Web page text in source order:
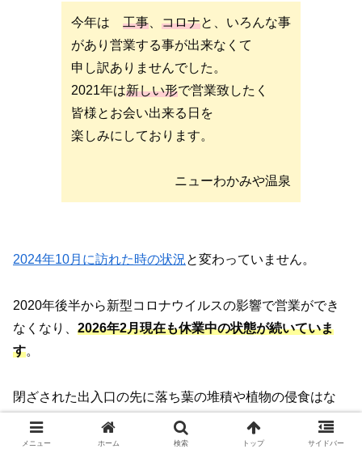
今年は 工事 コロナと、いろんな事
があり営業する事が出来なくて
申し訳ありませんでした。
2021年は新しい形で営業致したく
皆様とお会い出来る日を
楽しみにしております。
ニューわかみや温泉
2024年10月に訪れた時の状況と変わっていません。
2020年後半から新型コロナウイルスの影響で営業ができ
なくなり、 2026年2月現在も休業中の状態が続いていま
す。
閉ざされた出入口の先に落ち葉の堆積や植物の侵食はな
く、管理はされているようです。
メニュー ホーム 検索 トップ サイドバー